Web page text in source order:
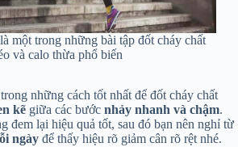
một trong những bài tập đốt cháy chất
và calo thừa phổ biến
những cách tốt nhất để đốt cháy chất
kẽ giữa các bước nhảy nhanh và chậm.
đem lại hiệu quả tốt, sau đó bạn nên nghỉ từ
ngày để thấy hiệu rõ giảm cân rõ rệt nhé.